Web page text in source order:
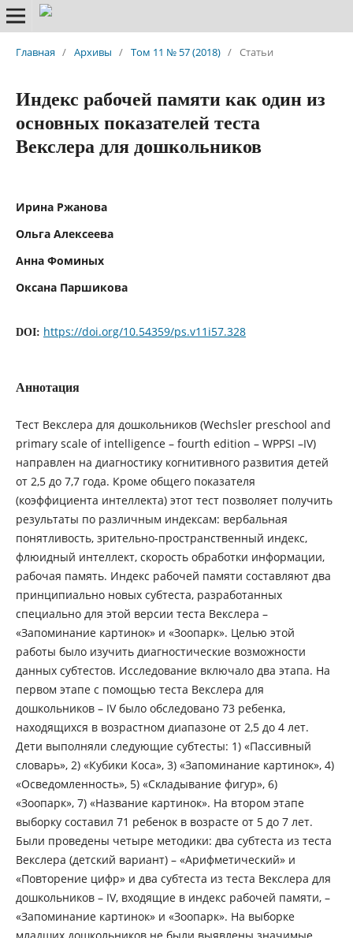
Главная / Архивы / Том 11 № 57 (2018) / Статьи
Индекс рабочей памяти как один из
основных показателей теста
Векслера для дошкольников
Ирина Ржанова
Ольга Алексеева
Анна Фоминых
Оксана Паршикова
DOI: https://doi.org/10.54359/ps.v11i57.328
Аннотация
Тест Векслера для дошкольников (Wechsler preschool and
primary scale of intelligence – fourth edition – WPPSI –IV)
направлен на диагностику когнитивного развития детей
от 2,5 до 7,7 года. Кроме общего показателя
(коэффициента интеллекта) этот тест позволяет получить
результаты по различным индексам: вербальная
понятливость, зрительно-пространственный индекс,
флюидный интеллект, скорость обработки информации,
рабочая память. Индекс рабочей памяти составляют два
принципиально новых субтеста, разработанных
специально для этой версии теста Векслера –
«Запоминание картинок» и «Зоопарк». Целью этой
работы было изучить диагностические возможности
данных субтестов. Исследование включало два этапа. На
первом этапе с помощью теста Векслера для
дошкольников – IV было обследовано 73 ребенка,
находящихся в возрастном диапазоне от 2,5 до 4 лет.
Дети выполняли следующие субтесты: 1) «Пассивный
словарь», 2) «Кубики Коса», 3) «Запоминание картинок», 4)
«Осведомленность», 5) «Складывание фигур», 6)
«Зоопарк», 7) «Название картинок». На втором этапе
выборку составил 71 ребенок в возрасте от 5 до 7 лет.
Были проведены четыре методики: два субтеста из теста
Векслера (детский вариант) – «Арифметический» и
«Повторение цифр» и два субтеста из теста Векслера для
дошкольников – IV, входящие в индекс рабочей памяти, –
«Запоминание картинок» и «Зоопарк». На выборке